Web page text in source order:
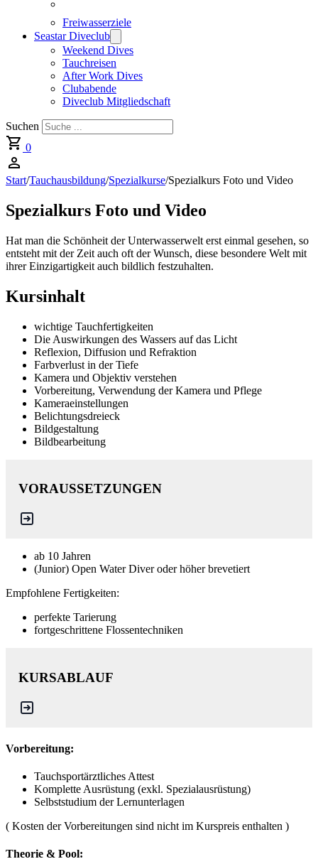
Freiwasserziele
Seastar Diveclub
Weekend Dives
Tauchreisen
After Work Dives
Clubabende
Diveclub Mitgliedschaft
Suchen
0
Start/Tauchausbildung/Spezialkurse/Spezialkurs Foto und Video
Spezialkurs Foto und Video
Hat man die Schönheit der Unterwasserwelt erst einmal gesehen, so
entsteht mit der Zeit auch oft der Wunsch, diese besondere Welt mit
ihrer Einzigartigkeit auch bildlich festzuhalten.
Kursinhalt
wichtige Tauchfertigkeiten
Die Auswirkungen des Wassers auf das Licht
Reflexion, Diffusion und Refraktion
Farbverlust in der Tiefe
Kamera und Objektiv verstehen
Vorbereitung, Verwendung der Kamera und Pflege
Kameraeinstellungen
Belichtungsdreieck
Bildgestaltung
Bildbearbeitung
VORAUSSETZUNGEN
ab 10 Jahren
(Junior) Open Water Diver oder höher brevetiert
Empfohlene Fertigkeiten:
perfekte Tarierung
fortgeschrittene Flossentechniken
KURSABLAUF
Vorbereitung:
Tauchsportärztliches Attest
Komplette Ausrüstung (exkl. Spezialausrüstung)
Selbststudium der Lernunterlagen
( Kosten der Vorbereitungen sind nicht im Kurspreis enthalten )
Theorie & Pool: